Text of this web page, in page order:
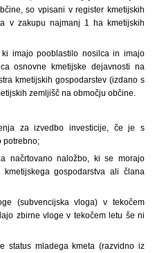
so vpisani v register kmetijskih
v zakupu najmanj 1 ha kmetijskih
imajo pooblastilo nosilca in imajo
osnovne kmetijske dejavnosti na
kmetijskih gospodarstev (izdano s
zemljišč na območju občine.
za izvedbo investicije, če je s
potrebno;
načrtovano naložbo, ki se morajo
gospodarstva ali člana
(subvencijska vloga) v tekočem
zbirne vloge v tekočem letu še ni
status mladega kmeta (razvidno iz